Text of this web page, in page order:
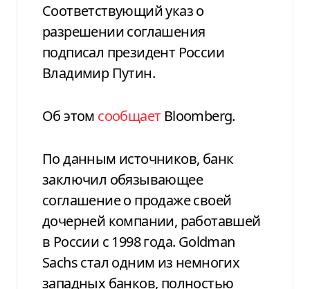
Соответствующий указ о
разрешении соглашения
подписал президент России
Владимир Путин.
Об этом сообщает Вloomberg.
По данным источников, банк
заключил обязывающее
соглашение о продаже своей
дочерней компании, работавшей
в России с 1998 года. Goldman
Sachs стал одним из немногих
западных банков, полностью